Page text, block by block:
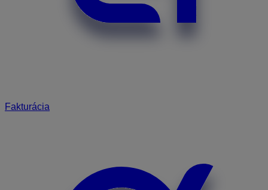
Fakturácia